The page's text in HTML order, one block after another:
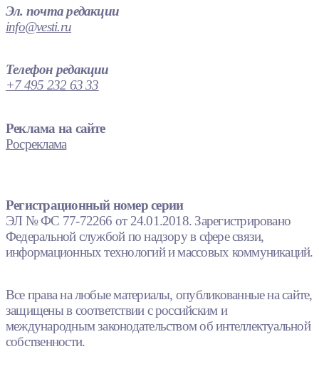
Эл. почта редакции
info@vesti.ru
Телефон редакции
+7 495 232 63 33
Реклама на сайте
Росреклама
Регистрационный номер серии
ЭЛ № ФС 77-72266 от 24.01.2018. Зарегистрировано
Федеральной службой по надзору в сфере связи,
информационных технологий и массовых коммуникаций.
Все права на любые материалы, опубликованные на сайте,
защищены в соответствии с российским и
международным законодательством об интеллектуальной
собственности.